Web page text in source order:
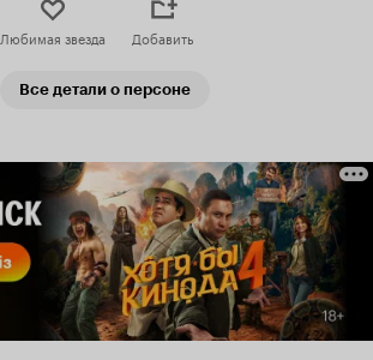
Любимая звезда Добавить
Все детали о персоне